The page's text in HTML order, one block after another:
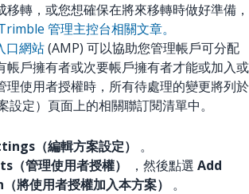
轉，或您想確保在將來移轉時做好準備，
管理主控台相關文章。
口網站(AMP) 可以協助您管理帳戶可分配
帳戶擁有者或次要帳戶擁有者才能或加入或
理使用者授權時，所有待處理的變更將列於
定）頁面上的相關聯訂閱清單中。
（編輯方案設定）
。
管理使用者授權） ，然後點選 Add
使用者授權加入本方案）
。